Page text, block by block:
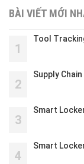
BÀI VIẾT MỚI
1
Tool
2
Supply
3
Smart
4
Smart